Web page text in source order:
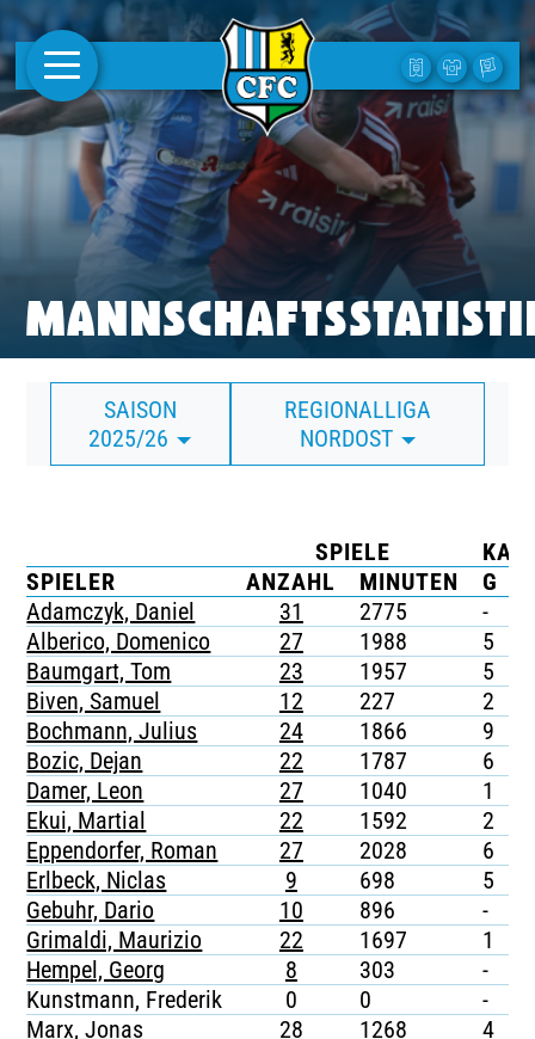
AKTUELLES
1. MANNSCHAFT
FRAUEN
CAMPUS
CLUB
CLUBMITGLIEDSCHAFT
BUSINESS
TICKETING
SAISON
2025/26
REGIONALLIGA
NORDOST
SPIELE
SPIELER
ANZAHL MINUTEN G
Adamczyk, Daniel
31 2775 -
Alberico, Domenico
27 1988 5
Baumgart, Tom
23 1957 5
Biven, Samuel
12 227 2
Bochmann, Julius
24 1866 9
Bozic, Dejan
22 1787 6
Damer, Leon
27 1040 1
Ekui, Martial
22 1592 2
Eppendorfer, Roman
27 2028 6
Erlbeck, Niclas
9 698 5
Gebuhr, Dario
10 896 -
Grimaldi, Maurizio
22 1697 1
Hempel, Georg
8 303 -
Kunstmann, Frederik
0 0 -
Marx, Jonas
28 1268 4